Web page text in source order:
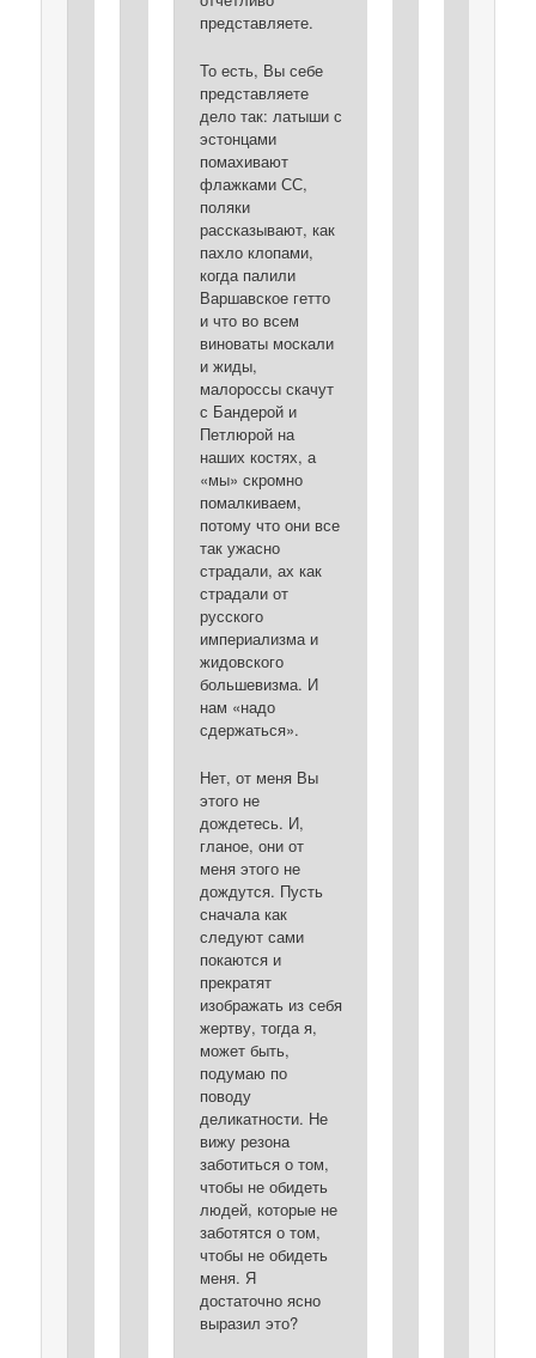
представляете.
То есть, Вы себе
представляете
дело так: латыши с
эстонцами
помахивают
флажками СС,
поляки
рассказывают, как
пахло клопами,
когда палили
Варшавское гетто
и что во всем
виноваты москали
и жиды,
малороссы скачут
с Бандерой и
Петлюрой на
наших костях, а
«мы» скромно
помалкиваем,
потому что они все
так ужасно
страдали, ах как
страдали от
русского
империализма и
жидовского
большевизма. И
нам «надо
сдержаться».
Нет, от меня Вы
этого не
дождетесь. И,
гланое, они от
меня этого не
дождутся. Пусть
сначала как
следуют сами
покаются и
прекратят
изображать из себя
жертву, тогда я,
может быть,
подумаю по
поводу
деликатности. Не
вижу резона
заботиться о том,
чтобы не обидеть
людей, которые не
заботятся о том,
чтобы не обидеть
меня. Я
достаточно ясно
выразил это?